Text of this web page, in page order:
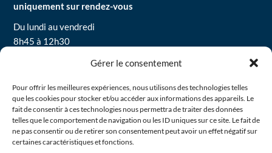
Gérer le consentement
Pour offrir les meilleures expériences, nous utilisons des technologies telles
que les cookies pour stocker et/ou accéder aux informations des appareils. Le
fait de consentir à ces technologies nous permettra de traiter des données
telles que le comportement de navigation ou les ID uniques sur ce site. Le fait de
ne pas consentir ou de retirer son consentement peut avoir un effet négatif sur
certaines caractéristiques et fonctions.
uniquement sur rendez-vous
Du lundi au vendredi
8h45 à 12h30
Mentions légales
Politique de confidentialité
Politique de cookies